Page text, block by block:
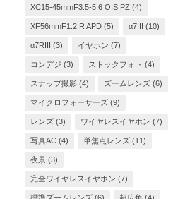
XC15-45mmF3.5-5.6 OIS PZ (4)
XF56mmF1.2 R APD (5) α7III (10)
α7RIII (3) イヤホン (7)
コンデジ (3) ストックフォト (4)
スナップ撮影 (4) ズームレンズ (6)
マイクロフォーサーズ (9)
レンズ (3) ワイヤレスイヤホン (7)
写真AC (4) 単焦点レンズ (11)
夜景 (3)
完全ワイヤレスイヤホン (7)